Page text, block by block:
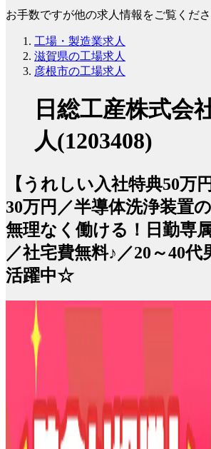
お手数ですが他の求人情報をご覧くださ
工場・製造業求人
滋賀県の工場求人
彦根市の工場求人
日総工産株式会
人(1203408)
【うれしい入社特典50万
30万円／半導体洗浄装置
無理なく働ける！日勤専
／社宅費無料♪／20～40代
活躍中☆